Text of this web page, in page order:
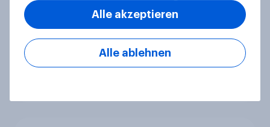
WhatsApp überholt Samsung in
YouGovs Best Brand Rankings 2026
+++ adidas beste deutsche Marke
Alle ablehnen
Alle akzeptieren